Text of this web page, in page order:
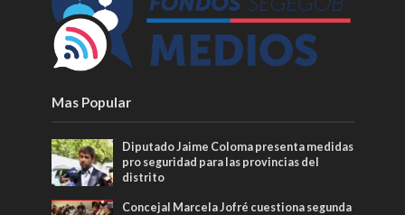
Mas Popular
Diputado Jaime Coloma presenta medidas
pro seguridad para las provincias del
distrito
Concejal Marcela Jofré cuestiona segunda